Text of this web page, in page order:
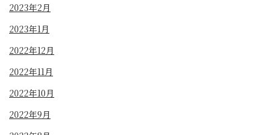
2023年2月
2023年1月
2022年12月
2022年11月
2022年10月
2022年9月